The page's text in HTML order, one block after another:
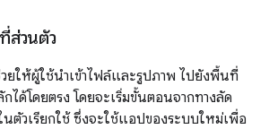
ส่วนตัว
ยให้ผู้ใช้นำเข้าไฟล์และรูปภาพ ไปยังพื้นที่
ได้โดยตรง โดยจะเริ่มขั้นตอนจากทางลัด
นตัวเรียกใช้ ซึ่งจะใช้แอปของระบบใหม่เพื่อ